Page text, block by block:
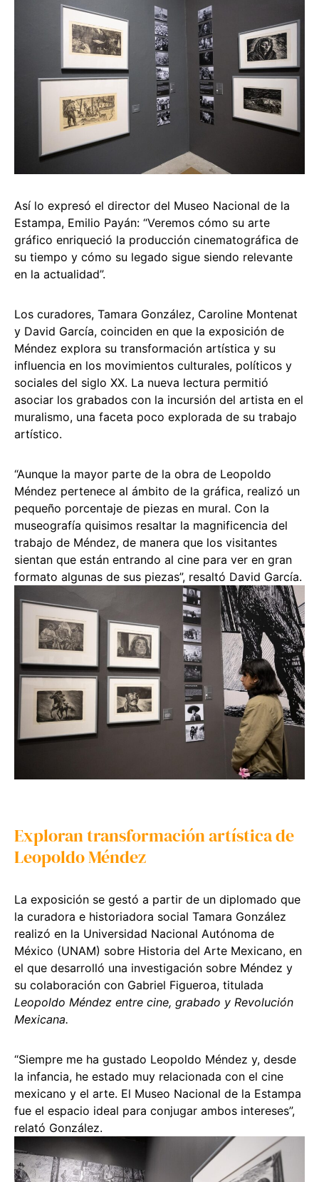
Así lo expresó el director del Museo Nacional de la
Estampa, Emilio Payán: “Veremos cómo su arte
gráfico enriqueció la producción cinematográfica de
su tiempo y cómo su legado sigue siendo relevante
en la actualidad”.
Los curadores, Tamara González, Caroline Montenat
y David García, coinciden en que la exposición de
Méndez explora su transformación artística y su
influencia en los movimientos culturales, políticos y
sociales del siglo XX. La nueva lectura permitió
asociar los grabados con la incursión del artista en el
muralismo, una faceta poco explorada de su trabajo
artístico.
“Aunque la mayor parte de la obra de Leopoldo
Méndez pertenece al ámbito de la gráfica, realizó un
pequeño porcentaje de piezas en mural. Con la
museografía quisimos resaltar la magnificencia del
trabajo de Méndez, de manera que los visitantes
sientan que están entrando al cine para ver en gran
formato algunas de sus piezas”, resaltó David García.
Exploran transformación artística de
Leopoldo Méndez
La exposición se gestó a partir de un diplomado que
la curadora e historiadora social Tamara González
realizó en la Universidad Nacional Autónoma de
México (UNAM) sobre Historia del Arte Mexicano, en
el que desarrolló una investigación sobre Méndez y
su colaboración con Gabriel Figueroa, titulada
Leopoldo Méndez entre cine, grabado y Revolución
Mexicana.
“Siempre me ha gustado Leopoldo Méndez y, desde
la infancia, he estado muy relacionada con el cine
mexicano y el arte. El Museo Nacional de la Estampa
fue el espacio ideal para conjugar ambos intereses”,
relató González.